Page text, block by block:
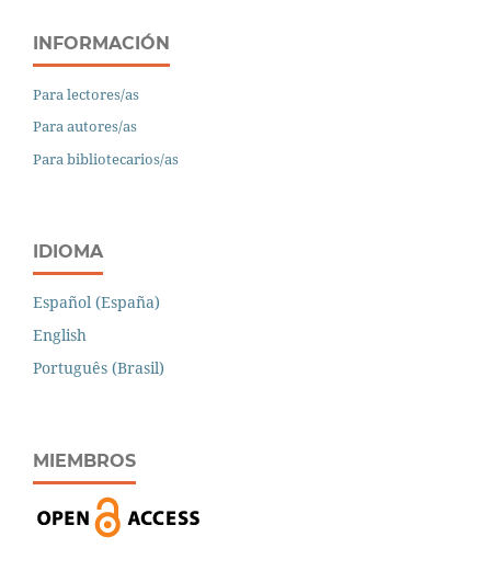
INFORMACIÓN
Para lectores/as
Para autores/as
Para bibliotecarios/as
IDIOMA
Español (España)
English
Português (Brasil)
MIEMBROS